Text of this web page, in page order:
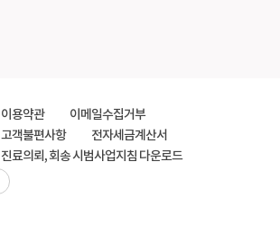
이용약관
이메일수집거부
고객불편사항
전자세금계산서
진료의뢰, 회송 시범사업지침 다운로드